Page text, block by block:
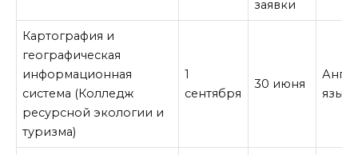
заявки
Картография и
географическая
информационная
система (Колледж
ресурсной экологии и
туризма)
1
сентября
30 июня
язык